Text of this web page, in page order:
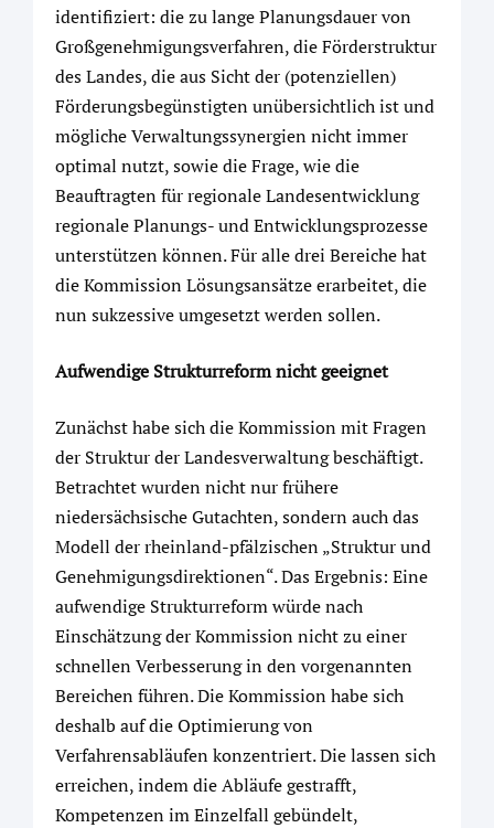
identifiziert: die zu lange Planungsdauer von
Großgenehmigungsverfahren, die Förderstruktur
des Landes, die aus Sicht der (potenziellen)
Förderungsbegünstigten unübersichtlich ist und
mögliche Verwaltungssynergien nicht immer
optimal nutzt, sowie die Frage, wie die
Beauftragten für regionale Landesentwicklung
regionale Planungs- und Entwicklungsprozesse
unterstützen können. Für alle drei Bereiche hat
die Kommission Lösungsansätze erarbeitet, die
nun sukzessive umgesetzt werden sollen.
Aufwendige Strukturreform nicht geeignet
Zunächst habe sich die Kommission mit Fragen
der Struktur der Landesverwaltung beschäftigt.
Betrachtet wurden nicht nur frühere
niedersächsische Gutachten, sondern auch das
Modell der rheinland-pfälzischen „Struktur und
Genehmigungsdirektionen“. Das Ergebnis: Eine
aufwendige Strukturreform würde nach
Einschätzung der Kommission nicht zu einer
schnellen Verbesserung in den vorgenannten
Bereichen führen. Die Kommission habe sich
deshalb auf die Optimierung von
Verfahrensabläufen konzentriert. Die lassen sich
erreichen, indem die Abläufe gestrafft,
Kompetenzen im Einzelfall gebündelt,